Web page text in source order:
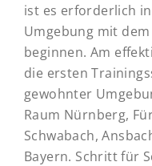
ist es erforderlich
Umgebung mit
beginnen. Am
die ersten
gewohnter
Raum Nürnberg,
Schwabach,
Bayern. Schritt für